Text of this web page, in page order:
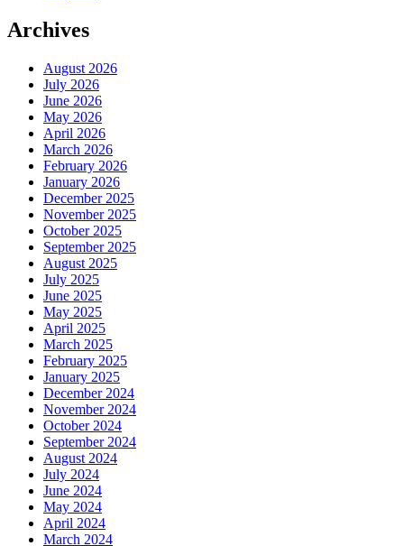
Archives
August 2026
July 2026
June 2026
May 2026
April 2026
March 2026
February 2026
January 2026
December 2025
November 2025
October 2025
September 2025
August 2025
July 2025
June 2025
May 2025
April 2025
March 2025
February 2025
January 2025
December 2024
November 2024
October 2024
September 2024
August 2024
July 2024
June 2024
May 2024
April 2024
March 2024